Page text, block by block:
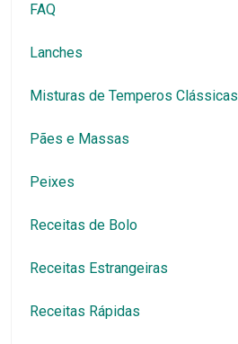
FAQ
Lanches
Misturas de Temperos Clássicas
Pães e Massas
Peixes
Receitas de Bolo
Receitas Estrangeiras
Receitas Rápidas